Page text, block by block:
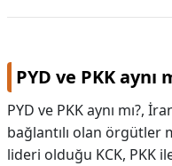
ALANLARI
HAMİLELİK
PYD ve PKK aynı
PYD ve PKK aynı mı?,
bağlantılı olan örgütler
lideri olduğu KCK, PKK